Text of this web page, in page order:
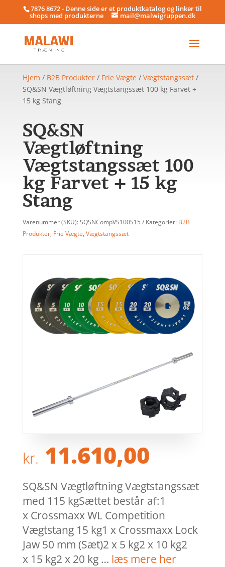
7876 8672 - Denne side er et produktkatalog og linker til
shops med produkterne mail@malwigruppen.dk
Hjem / B2B Produkter/ Frie Vægte/ Vægtstangssæt/
SQ&SN Vægtløftning Vægtstangssæt 100 kg Farvet +
15 kg Stang
SQ&SN
Vægtløftning
Vægtstangssæt 100
kg Farvet + 15 kg
Stang
Varenummer (SKU):SQSNCompVS100S15 Kategorier: B2B
Produkter, Frie Vægte, Vægtstangssæt
kr. 11.610,00
SQ&SN Vægtløftning Vægtstangssæt
med 115 kgSættet består af:1
x Crossmaxx WL Competition
Vægtstang 15 kg1 x Crossmaxx Lock
Jaw 50 mm (Sæt)2 x 5 kg2 x 10 kg2
x 15 kg2 x 20 kg … læs mere her